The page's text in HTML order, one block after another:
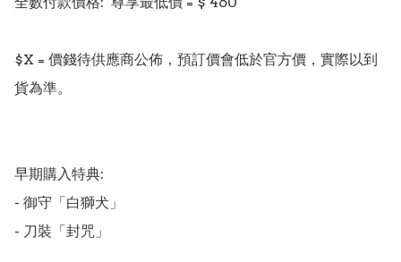
$X = 價錢待供應商公佈，預訂價會低於官方價，實際以到
貨為準。
早期購入特典:
- 御守「白獅犬」
- 刀裝「封咒」